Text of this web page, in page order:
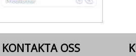
KONTAKTA OSS